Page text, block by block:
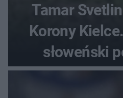
Tamar
Korony
słoweński